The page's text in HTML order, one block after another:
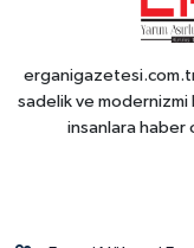
sadelik ve modernizmi
insanlara haber